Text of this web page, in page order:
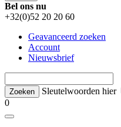
Bel ons nu
+32(0)52 20 20 60
Geavanceerd zoeken
Account
Nieuwsbrief
Sleutelwoorden hier
0